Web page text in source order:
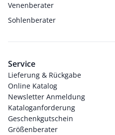
Venenberater
Sohlenberater
Service
Lieferung & Rückgabe
Online Katalog
Newsletter Anmeldung
Kataloganforderung
Geschenkgutschein
Größenberater